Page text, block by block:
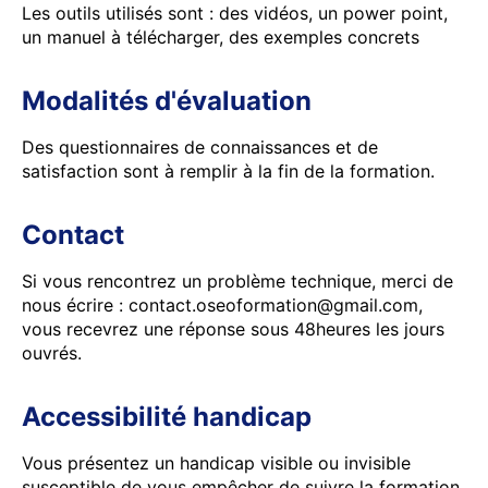
Les outils utilisés sont : des vidéos, un power point,
un manuel à télécharger, des exemples concrets
Modalités d'évaluation
Des questionnaires de connaissances et de
satisfaction sont à remplir à la fin de la formation.
Contact
Si vous rencontrez un problème technique, merci de
nous écrire : contact.oseoformation@gmail.com,
vous recevrez une réponse sous 48heures les jours
ouvrés.
Accessibilité handicap
Vous présentez un handicap visible ou invisible